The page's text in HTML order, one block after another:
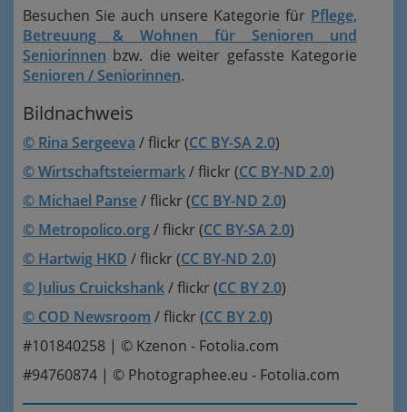
Besuchen Sie auch unsere Kategorie für Pflege,
Betreuung & Wohnen für Senioren und
Seniorinnen bzw. die weiter gefasste Kategorie
Senioren / Seniorinnen.
Bildnachweis
© Rina Sergeeva / flickr (CC BY-SA 2.0)
© Wirtschaftsteiermark/ flickr (CC BY-ND 2.0)
© Michael Panse/ flickr (CC BY-ND 2.0)
© Metropolico.org/ flickr (CC BY-SA 2.0)
© Hartwig HKD / flickr (CC BY-ND 2.0)
© Julius Cruickshank/ flickr (CC BY 2.0)
© COD Newsroom / flickr (CC BY 2.0)
#101840258 | © Kzenon - Fotolia.com
#94760874 | © Photographee.eu - Fotolia.com